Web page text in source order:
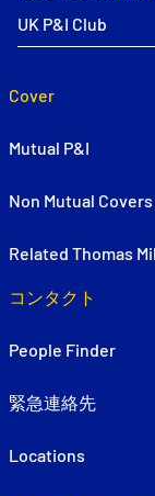
Cover
Mutual P&I
Non Mutual Covers
Related Thomas
コンタクト
People Finder
緊急連絡先
Locations